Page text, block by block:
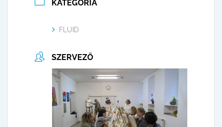
KATEGÓRIA
FLUID
SZERVEZŐ